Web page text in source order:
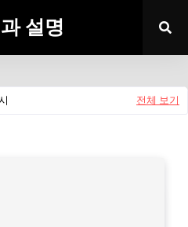
설명
전체 보기